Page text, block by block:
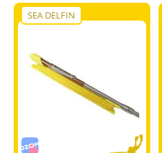
SEA DELFIN